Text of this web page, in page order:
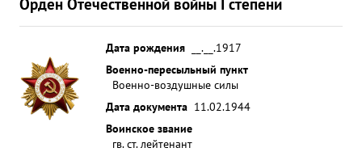
Дата рождения
__.__.1917
Военно-пересыльный пункт
Военно-воздушные силы
Дата документа 11.02.1944
Воинское звание
гв. ст. лейтенант